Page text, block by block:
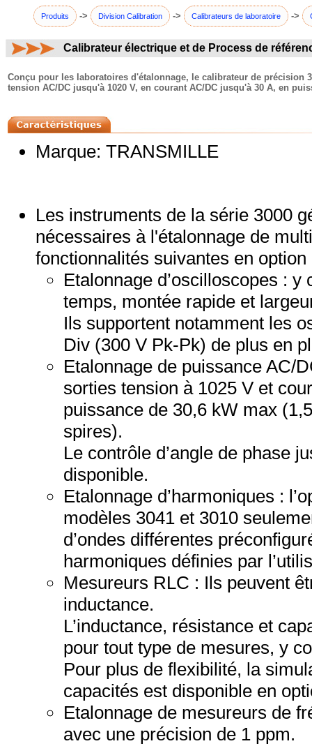
Produits -> Division Calibration -> Calibrateurs de laboratoire ->
Calibrateur électrique et de Process de
Conçu pour les laboratoires d'étalonnage, le calibrateur de précision
tension AC/DC jusqu'à 1020 V, en courant AC/DC jusqu'à 30 A, en
Marque: TRANSMILLE
Les instruments de la série 3000
nécessaires à l'étalonnage de
fonctionnalités suivantes en option
Etalonnage d’oscilloscopes :
temps, montée rapide et
Ils supportent notamment les
Div (300 V Pk-Pk) de plus en
Etalonnage de puissance AC/
sorties tension à 1025 V et
puissance de 30,6 kW max
spires).
Le contrôle d’angle de phase
disponible.
Etalonnage d’harmoniques :
modèles 3041 et 3010
d’ondes différentes
harmoniques définies par
Mesureurs RLC : Ils peuvent
inductance.
L’inductance, résistance et
pour tout type de mesures, y
Pour plus de flexibilité, la
capacités est disponible en
Etalonnage de mesureurs de
avec une précision de 1 ppm.